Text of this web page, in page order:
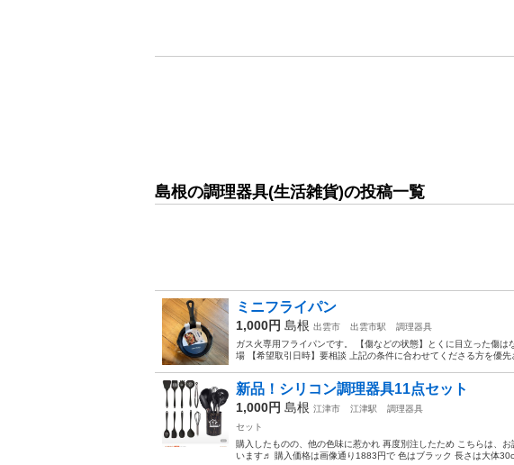
島根の調理器具(生活雑貨)の投稿一覧
ミニフライパン
1,000円 島根 出雲市 出雲市駅
調理器具
ガス火専用フライパンです。 【傷などの状態】とくに目立った傷
場 【希望取引日時】要相談 上記の条件に合わせてくださる方を優
新品！シリコン調理器具11点セット
1,000円 島根 江津市 江津駅
調理器具
セット
購入したものの、他の色味に惹かれ 再度別注したため こちらは、
います♬ 購入価格は画像通り1883円で 色はブラック 長さは大体